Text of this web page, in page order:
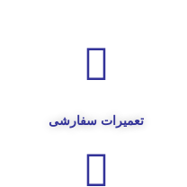
تعمیرات سفارشی